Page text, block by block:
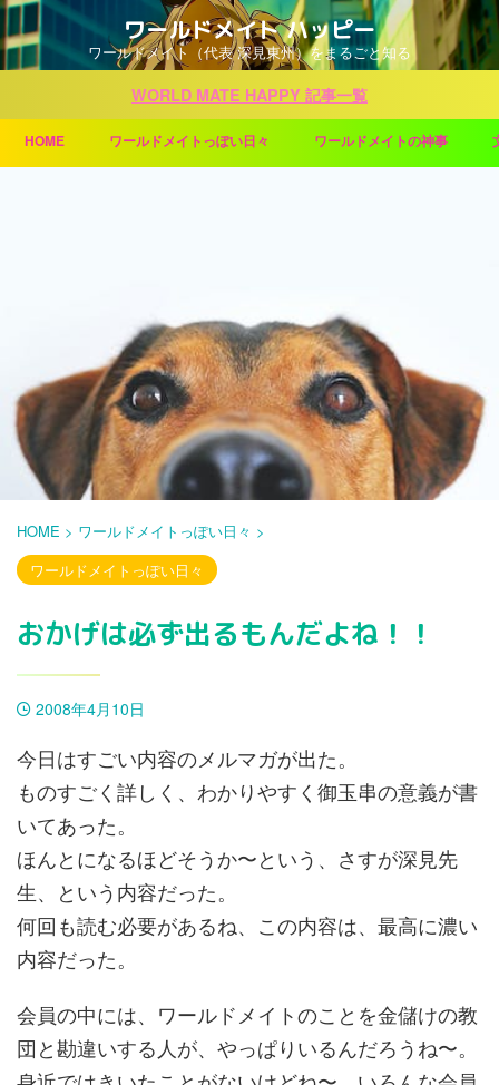
ワールドメイト ハッピー
ワールドメイト（代表 深見東州）をまるごと知る
WORLD MATE HAPPY 記事一覧
HOME ワールドメイトっぽい日々 ワールドメイトの神事
HOME > ワールドメイトっぽい日々 >
ワールドメイトっぽい日々
おかげは必ず出るもんだよね！！
2008年4月10日
今日はすごい内容のメルマガが出た。
ものすごく詳しく、わかりやすく御玉串の意義が書
いてあった。
ほんとになるほどそうか〜という、さすが深見先
生、という内容だった。
何回も読む必要があるね、この内容は、最高に濃い
内容だった。
会員の中には、ワールドメイトのことを金儲けの教
団と勘違いする人が、やっぱりいるんだろうね〜。